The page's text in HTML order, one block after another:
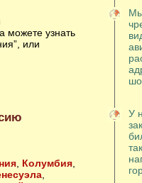
можете узнать
или
, Колумбия,
,
У